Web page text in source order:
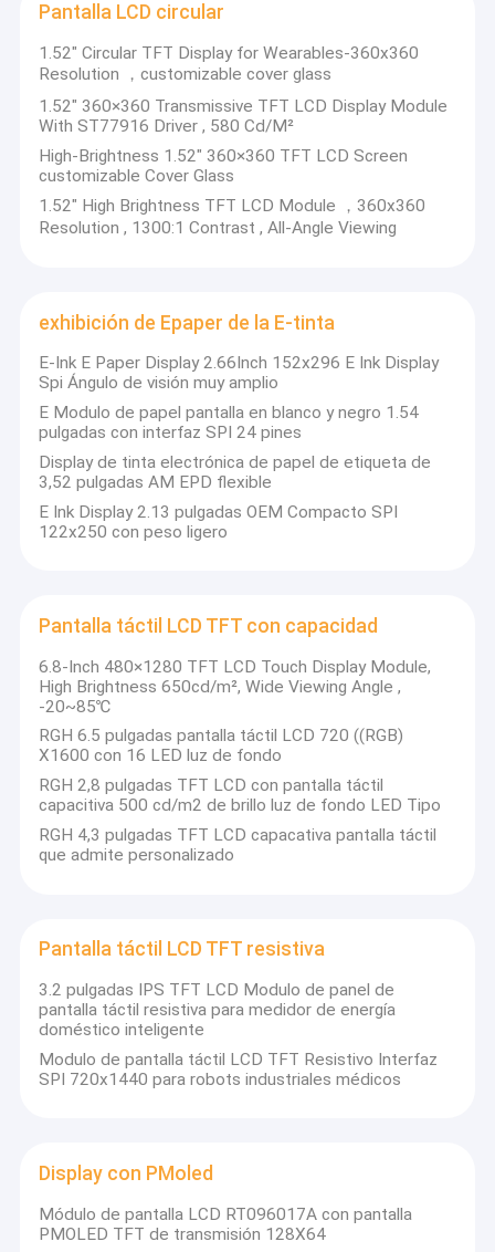
Productos
Vídeos
Pantalla LCD circular
1.52" Circular TFT Display for Wearables-360x360
Resolution ，customizable cover glass
1.52" 360×360 Transmissive TFT LCD Display Module
With ST77916 Driver , 580 Cd/M²
High-Brightness 1.52" 360×360 TFT LCD Screen
customizable Cover Glass
1.52" High Brightness TFT LCD Module ，360x360
Resolution , 1300:1 Contrast , All-Angle Viewing
exhibición de Epaper de la E-tinta
E-Ink E Paper Display 2.66Inch 152x296 E Ink Display
Spi Ángulo de visión muy amplio
E Modulo de papel pantalla en blanco y negro 1.54
pulgadas con interfaz SPI 24 pines
Display de tinta electrónica de papel de etiqueta de
3,52 pulgadas AM EPD flexible
E Ink Display 2.13 pulgadas OEM Compacto SPI
122x250 con peso ligero
Pantalla táctil LCD TFT con capacidad
6.8-Inch 480×1280 TFT LCD Touch Display Module,
High Brightness 650cd/m², Wide Viewing Angle ,
-20~85℃
RGH 6.5 pulgadas pantalla táctil LCD 720 ((RGB)
X1600 con 16 LED luz de fondo
RGH 2,8 pulgadas TFT LCD con pantalla táctil
capacitiva 500 cd/m2 de brillo luz de fondo LED Tipo
RGH 4,3 pulgadas TFT LCD capacativa pantalla táctil
que admite personalizado
Pantalla táctil LCD TFT resistiva
3.2 pulgadas IPS TFT LCD Modulo de panel de
pantalla táctil resistiva para medidor de energía
doméstico inteligente
Modulo de pantalla táctil LCD TFT Resistivo Interfaz
SPI 720x1440 para robots industriales médicos
Display con PMoled
Módulo de pantalla LCD RT096017A con pantalla
PMOLED TFT de transmisión 128X64
INTRODUCCIÓN de la empresa
Establecida en 2011, Rongguanghui
Optoelectronics Science and Technology